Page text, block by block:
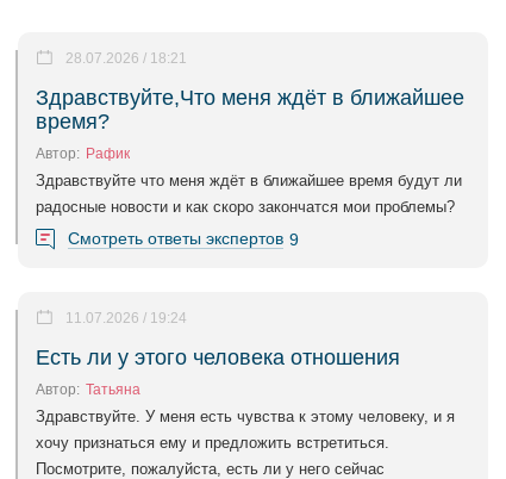
Здравствуйте,Что меня ждёт в ближайшее
время?
28.07.2026 / 18:21
Автор: Рафик
Здравствуйте что меня ждёт в ближайшее время будут ли
радосные новости и как скоро закончатся мои проблемы?
Смотреть ответы экспертов 9
Есть ли у этого человека отношения
11.07.2026 / 19:24
Автор: Татьяна
Здравствуйте. У меня есть чувства к этому человеку, и я
хочу признаться ему и предложить встретиться.
Посмотрите, пожалуйста, есть ли у него сейчас